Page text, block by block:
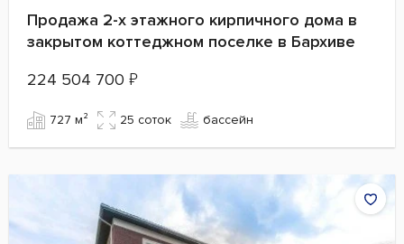
Продажа 2-х этажного кирпичного дома в
закрытом коттеджном поселке в Бархиве
224 504 700 ₽
727 м² 25 cоток бассейн